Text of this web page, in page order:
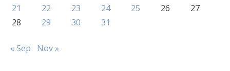
21
22 23 24 25 26
27
28
29 30 31
« Sep Nov »